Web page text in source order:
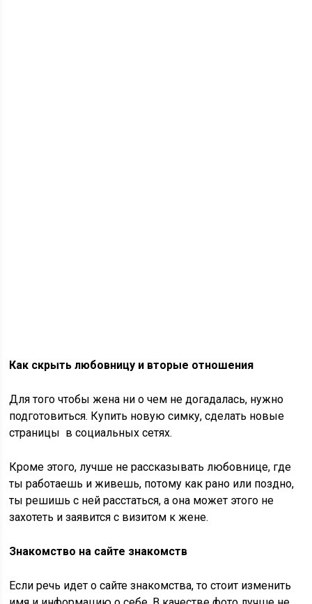
Как скрыть любовницу и вторые отношения
Для того чтобы жена ни о чем не догадалась, нужно
подготовиться. Купить новую симку, сделать новые
страницы в социальных сетях.
Кроме этого, лучше не рассказывать любовнице, где
ты работаешь и живешь, потому как рано или поздно,
ты решишь с ней расстаться, а она может этого не
захотеть и заявится с визитом к жене.
Знакомство на сайте знакомств
Если речь идет о сайте знакомства, то стоит изменить